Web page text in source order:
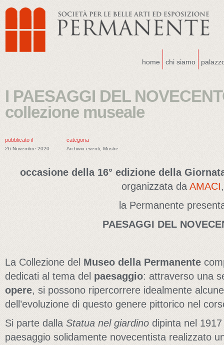
home chi siamo
I PAESAGGI DEL
collezione museale
pubblicato il
26 Novembre 2020
categoria
Archivio eventi Mostre
occasione della 16° edizione della
organizzata da AMACI,
la Permanente
PAESAGGI DEL
La Collezione del Museo della Permanente
dedicati al tema del paesaggio: attraverso una
opere, si possono ripercorrere idealmente
dell’evoluzione di questo genere pittorico nel
Si parte dalla Statua nel giardino dipinta nel
paesaggio solidamente novecentista realizzato